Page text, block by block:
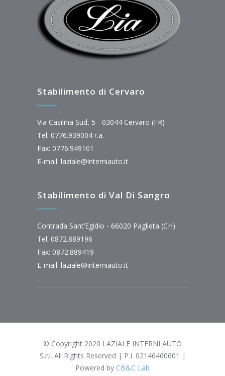
Stabilimento di Cervaro
Via Casilina Sud, 5 - 03044 Cervaro (FR)
Tel: 0776.939004 r.a.
Fax: 0776.949101
E-mail: laziale@interniauto.it
Stabilimento di Val Di Sangro
Contrada Sant’Egidio - 66020 Paglieta (CH)
Tel: 0872.889196
Fax: 0872.889419
E-mail: laziale@interniauto.it
© Copyright 2020 LAZIALE INTERNI AUTO
S.r.l. All Rights Reserved | P.I. 02146460601 |
Powered by CB&C Lab